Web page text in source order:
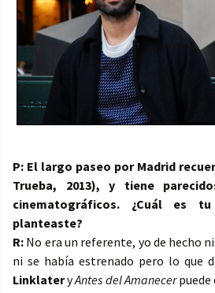
P: El largo paseo por Madrid
Trueba, 2013), y tiene
cinematográficos. ¿Cuál es
planteaste?
R: No era un referente, yo de hecho
ni se había estrenado pero lo que
LinklateryAntes del Amanecerpuede